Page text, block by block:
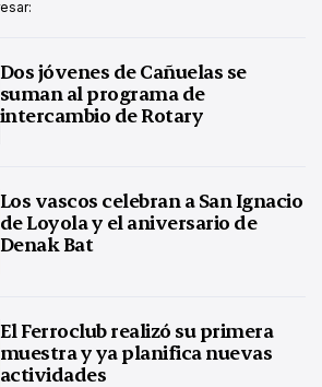
Dos jóvenes de Cañuelas se
suman al programa de
intercambio de Rotary
Los vascos celebran a San Ignacio
de Loyola y el aniversario de
Denak Bat
El Ferroclub realizó su primera
muestra y ya planifica nuevas
actividades